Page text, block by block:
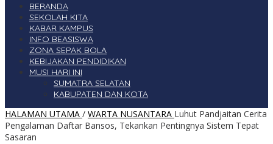
BERANDA
SEKOLAH KITA
KABAR KAMPUS
INFO BEASISWA
ZONA SEPAK BOLA
KEBIJAKAN PENDIDIKAN
MUSI HARI INI
SUMATRA SELATAN
KABUPATEN DAN KOTA
HALAMAN UTAMA / WARTA NUSANTARA Luhut Pandjaitan Cerita
Pengalaman Daftar Bansos, Tekankan Pentingnya Sistem Tepat
Sasaran